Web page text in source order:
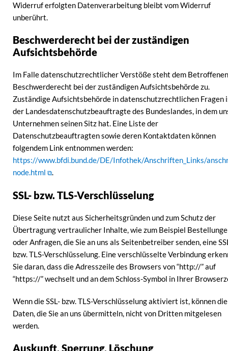
Widerruf erfolgten Datenverarbeitung bleibt vom Widerruf
unberührt.
Beschwerderecht bei der zuständigen
Aufsichtsbehörde
Im Falle datenschutzrechtlicher Verstöße steht dem
Beschwerderecht bei der zuständigen Aufsichtsbehörde zu.
Zuständige Aufsichtsbehörde in datenschutzrechtlichen Fragen
der Landesdatenschutzbeauftragte des Bundeslandes, in dem
Unternehmen seinen Sitz hat. Eine Liste der
Datenschutzbeauftragten sowie deren Kontaktdaten können
folgendem Link entnommen werden:
https://www.bfdi.bund.de/DE/Infothek/Anschriften_Links/
node.html
.
SSL- bzw. TLS-Verschlüsselung
Diese Seite nutzt aus Sicherheitsgründen und zum Schutz der
Übertragung vertraulicher Inhalte, wie zum Beispiel
oder Anfragen, die Sie an uns als Seitenbetreiber senden, eine
bzw. TLS-Verschlüsselung. Eine verschlüsselte Verbindung
Sie daran, dass die Adresszeile des Browsers von “http://” auf
“https://” wechselt und an dem Schloss-Symbol in Ihrer
Wenn die SSL- bzw. TLS-Verschlüsselung aktiviert ist, können die
Daten, die Sie an uns übermitteln, nicht von Dritten mitgelesen
werden.
Auskunft, Sperrung, Löschung